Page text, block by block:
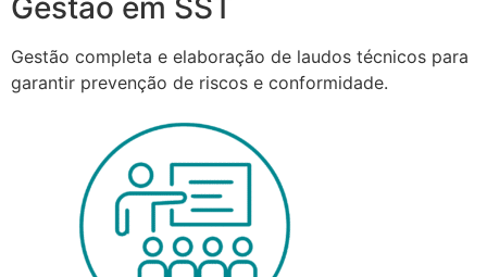
Gestão completa e elaboração de laudos técnicos para
garantir prevenção de riscos e conformidade.